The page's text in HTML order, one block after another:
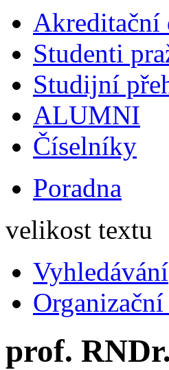
Akreditační
Studenti
Studijní
ALUMNI
Číselníky
Poradna
velikost textu
Vyhledávání
prof.